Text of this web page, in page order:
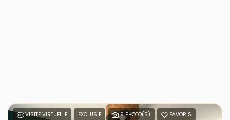
VISITE VIRTUELLE EXCLUSIF 9 PHOTO(S) FAVORIS